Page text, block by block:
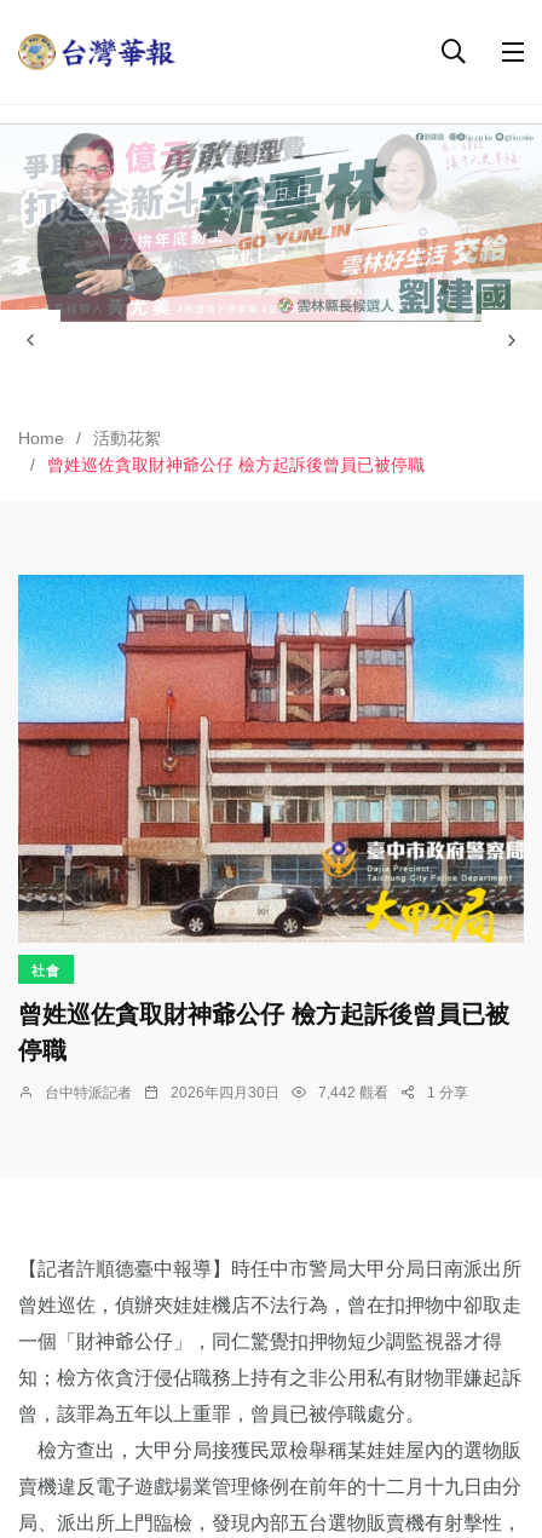
Home
活動花絮
曾姓巡佐貪取財神爺公仔 檢方起訴後曾員已被停職
社會
曾姓巡佐貪取財神爺公仔 檢方起訴後曾員已被
停職
台中特派記者 2026年四月30日 7,442 觀看 1 分享
【記者許順德臺中報導】時任中市警局大甲分局日南派出所
曾姓巡佐，偵辦夾娃娃機店不法行為，曾在扣押物中卻取走
一個「財神爺公仔」，同仁驚覺扣押物短少調監視器才得
知；檢方依貪汙侵佔職務上持有之非公用私有財物罪嫌起訴
曾，該罪為五年以上重罪，曾員已被停職處分。
檢方查出，大甲分局接獲民眾檢舉稱某娃娃屋內的選物販
賣機違反電子遊戲場業管理條例在前年的十二月十九日由分
局、派出所上門臨檢，發現內部五台選物販賣機有射擊性，